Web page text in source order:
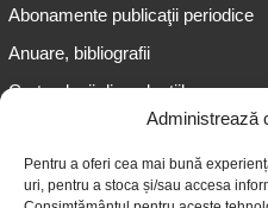
Administrează
Pentru a oferi cea mai bună
uri, pentru a stoca și/sau accesa
Abonamente publicaţii periodice
Anuare, bibliografii
Cartea lunii din colecțiile
Informații pentru adolescenți